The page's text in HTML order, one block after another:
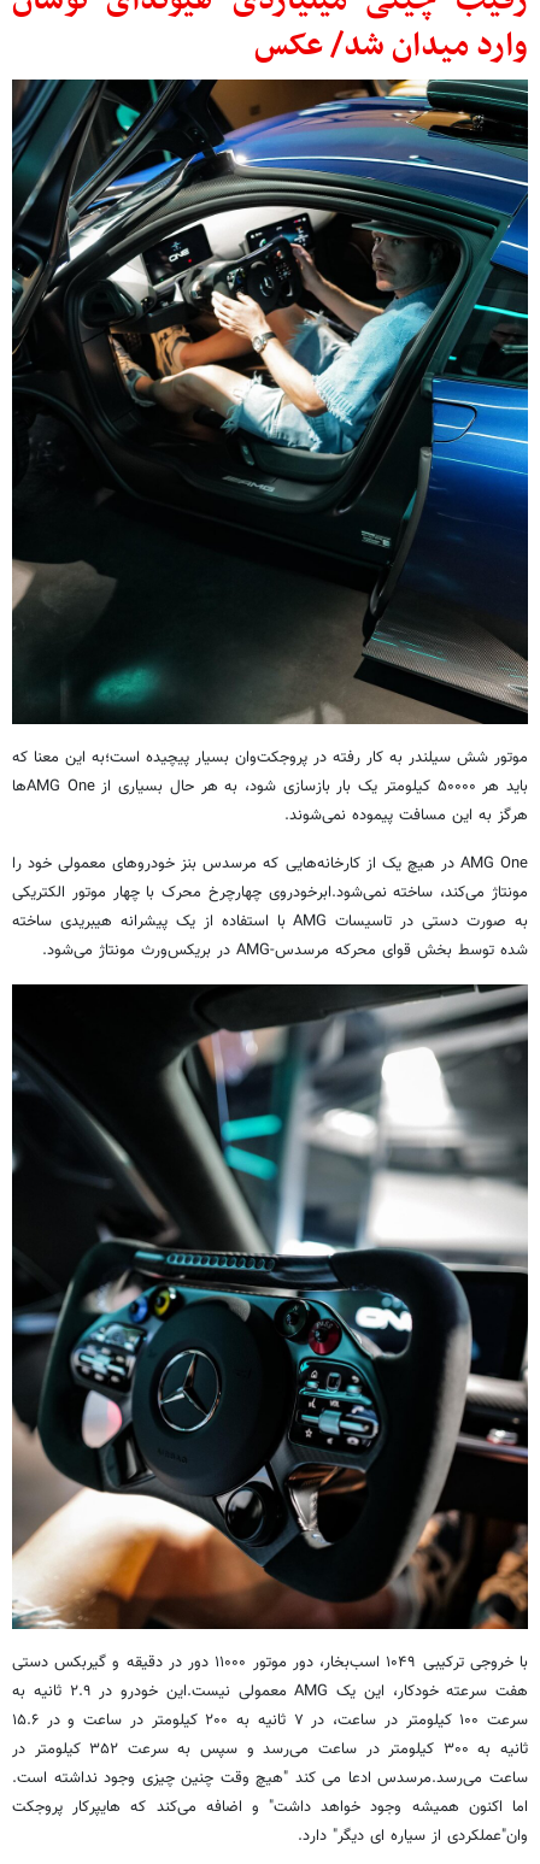
وارد میدان شد/ عکس
موتور شش سیلندر به کار رفته در پروجکت‌وان بسیار پیچیده است؛به این معنا که
باید هر ۵۰۰۰۰ کیلومتر یک بار بازسازی شود، به هر حال بسیاری از AMG Oneها
هرگز به این مسافت پیموده نمی‌شوند.
AMG One در هیچ یک از کارخانه‌هایی که مرسدس بنز خودروهای معمولی خود را
مونتاژ می‌کند، ساخته نمی‌شود.ابرخودروی چهارچرخ محرک با چهار موتور الکتریکی
به صورت دستی در تاسیسات AMG با استفاده از یک پیشرانه هیبریدی ساخته
شده توسط بخش قوای محرکه مرسدس-AMG در بریکس‌ورث مونتاژ می‌شود.
با خروجی ترکیبی ۱۰۴۹ اسب‌بخار، دور موتور ۱۱۰۰۰ دور در دقیقه و گیربکس دستی
هفت سرعته خودکار، این یک AMG معمولی نیست.این خودرو در ۲.۹ ثانیه به
سرعت ۱۰۰ کیلومتر در ساعت، در ۷ ثانیه به ۲۰۰ کیلومتر در ساعت و در ۱۵.۶
ثانیه به ۳۰۰ کیلومتر در ساعت می‌رسد و سپس به سرعت ۳۵۲ کیلومتر در
ساعت می‌رسد.مرسدس ادعا می کند "هیچ وقت چنین چیزی وجود نداشته است.
اما اکنون همیشه وجود خواهد داشت" و اضافه می‌کند که هایپرکار پروجکت
وان"عملکردی از سیاره ای دیگر" دارد.